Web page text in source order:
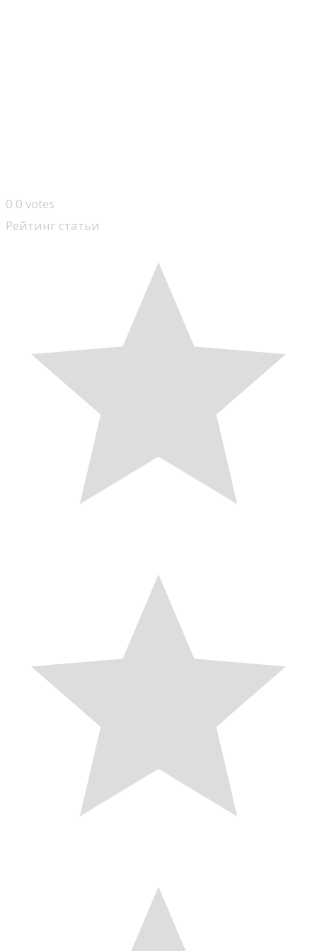
0 0 votes
Рейтинг статьи